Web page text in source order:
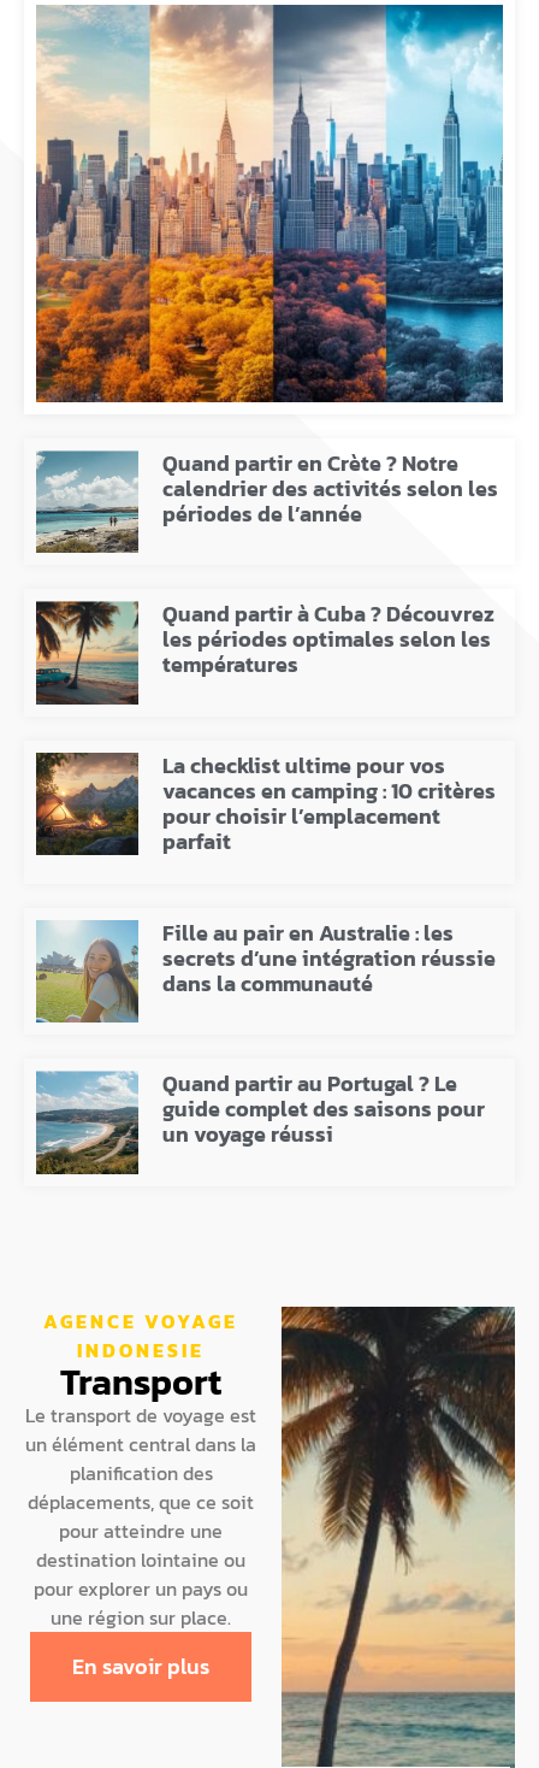
Quand partir en Crète ? Notre
calendrier des activités selon les
périodes de l’année
Quand partir à Cuba ? Découvrez
les périodes optimales selon les
températures
La checklist ultime pour vos
vacances en camping : 10 critères
pour choisir l’emplacement
parfait
Fille au pair en Australie : les
secrets d’une intégration réussie
dans la communauté
Quand partir au Portugal ? Le
guide complet des saisons pour
un voyage réussi
AGENCE VOYAGE
INDONESIE
Transport
Le transport de voyage est
un élément central dans la
planification des
déplacements, que ce soit
pour atteindre une
destination lointaine ou
pour explorer un pays ou
une région sur place.
En savoir plus
La checklist